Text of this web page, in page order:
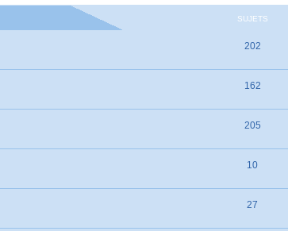
SUJETS
202
162
205
10
27